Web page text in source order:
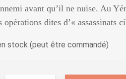
avant qu’il ne nuise. Au
opérations dites d’« assassinats
stock (peut être commandé)